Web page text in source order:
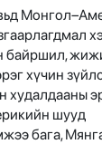
хүчин
шууд
бага,